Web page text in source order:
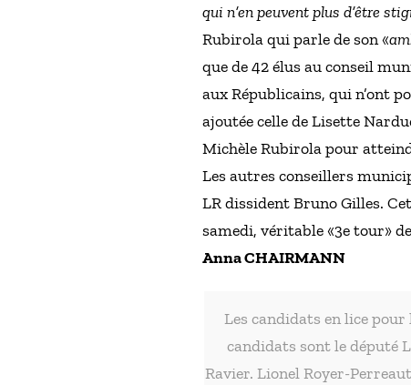
qui n’en peuvent plus d’être
Rubirola qui parle de son «
que de 42 élus au conseil
aux Républicains, qui n’ont
ajoutée celle de Lisette
Michèle Rubirola pour
Les autres conseillers
LR dissident Bruno Gilles.
samedi, véritable «3e tour»
Anna CHAIRMANN
Les candidats en lice
candidats sont le député
Ravier. Lionel Royer-